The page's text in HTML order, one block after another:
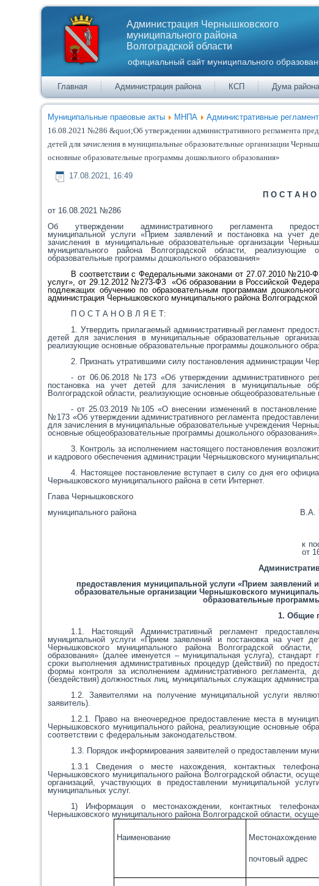
Администрация Чернышковского
муниципального района
Волгоградской области
официальный сайт муниципального
Главная Администрация района КСП Дума
Муниципальные правовые акты МНПА Административные
16.08.2021 №286 &quot;Об утверждении административного регламента
детей для зачисления в муниципальные образовательные организации
основные образовательные программы дошкольного образования»
17.08.2021, 16:49
П О С Т А Н
от 16.08.2021 №286
Об утверждении административного регламента
муниципальной услуги «Прием заявлений и постановка на учет
зачисления в муниципальные образовательные организации
муниципального района Волгоградской области, реализующие
образовательные программы дошкольного образования»
В соответствии с Федеральными законами от 27.07.2010 №210-
услуг», от 29.12.2012 №273-ФЗ «Об образовании в Российской
подлежащих обучению по образовательным программам
администрация Чернышковского муниципального района Волгоградской
П О С Т А Н О В Л Я Е Т:
1. Утвердить прилагаемый административный регламент
детей для зачисления в муниципальные образовательные
реализующие основные образовательные программы дошкольного
2. Признать утратившими силу постановления администрации
- от 06.06.2018 №173 «Об утверждении административного
постановка на учет детей для зачисления в муниципальные
Волгоградской области, реализующие основные
- от 25.03.2019 №105 «О внесении изменений в постановление
№173 «Об утверждении административного регламента
для зачисления в муниципальные образовательные учреждения
основные общеобразовательные программы дошкольного образования».
3. Контроль за исполнением настоящего постановления
и кадрового обеспечения администрации Чернышковского
4. Настоящее постановление вступает в силу со дня его
Чернышковского муниципального района в сети Интернет.
Глава Чернышковского
муниципального района В.А.
к
от
предоставления муниципальной услуги «Прием заявлений
образовательные организации Чернышковского
образовательные
1. Общие
1.1. Настоящий Административный регламент
муниципальной услуги «Прием заявлений и постановка на учет
Чернышковского муниципального района Волгоградской
образования» (далее именуется – муниципальная услуга),
сроки выполнения административных процедур (действий) по
формы контроля за исполнением административного регламента,
(бездействия) должностных лиц, муниципальных служащих
1.2. Заявителями на получение муниципальной услуги
заявитель).
1.2.1. Право на внеочередное предоставление места в
Чернышковского муниципального района,реализующие основные
соответствии с федеральным законодательством.
1.3. Порядок информирования заявителей о предоставлении
1.3.1 Сведения о месте нахождения, контактных
Чернышковского муниципального района Волгоградской области,
организаций, участвующих в предоставлении муниципальной
муниципальных услуг.
1) Информация о местонахождении, контактных
Чернышковского муниципального района Волгоградской области,
Наименование Местонахождение
почтовый адрес